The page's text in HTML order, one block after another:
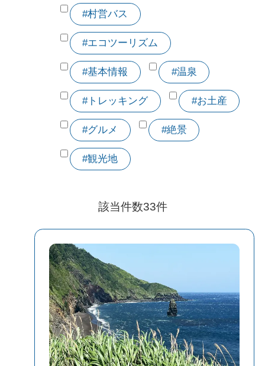
#村営バス
#エコツーリズム
#基本情報 #温泉
#トレッキング #お土産
#グルメ #絶景
#観光地
該当件数33件